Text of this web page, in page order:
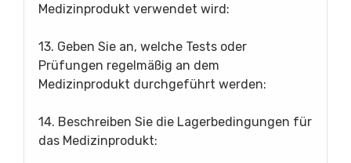
Medizinprodukt verwendet wird:
13. Geben Sie an, welche Tests oder
Prüfungen regelmäßig an dem
Medizinprodukt durchgeführt werden:
14. Beschreiben Sie die Lagerbedingungen für
das Medizinprodukt: